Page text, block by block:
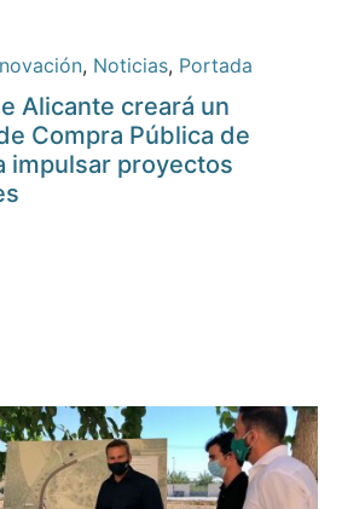
, Noticias, Portada
Alicante creará un
Compra Pública de
impulsar proyectos